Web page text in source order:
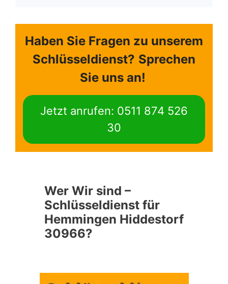
Haben Sie Fragen zu unserem
Schlüsseldienst? Sprechen
Sie uns an!
Jetzt anrufen: 0511 874 526
30
Wer Wir sind –
Schlüsseldienst für
Hemmingen Hiddestorf
30966?